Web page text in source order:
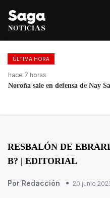
ÚLTIMA HORA
hace 7 horas
Noroña sale en defensa de Nay
RESBALÓN DE
B? | EDITORIAL
Por Redacción 20 junio